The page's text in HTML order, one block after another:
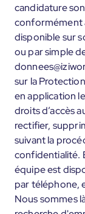
candidature
conformément
disponible sur
ou par simple
sur la
en application
droits d’accès
rectifier,
suivant la
confidentialité.
équipe est
par téléphone,
Nous sommes